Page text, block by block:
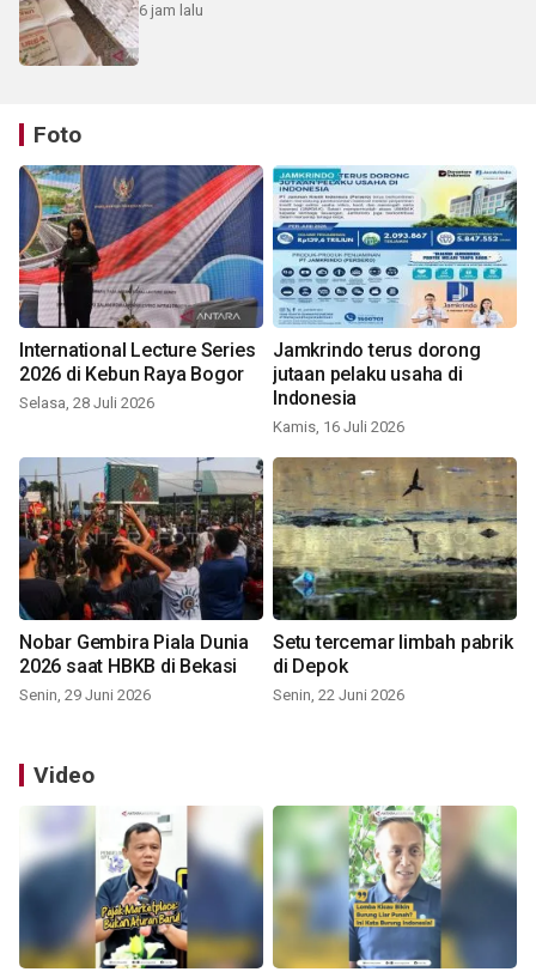
6 jam lalu
Foto
International Lecture Series
2026 di Kebun Raya Bogor
Selasa, 28 Juli 2026
Jamkrindo terus dorong
jutaan pelaku usaha di
Indonesia
Kamis, 16 Juli 2026
Nobar Gembira Piala Dunia
2026 saat HBKB di Bekasi
Senin, 29 Juni 2026
Setu tercemar limbah pabrik
di Depok
Senin, 22 Juni 2026
Video